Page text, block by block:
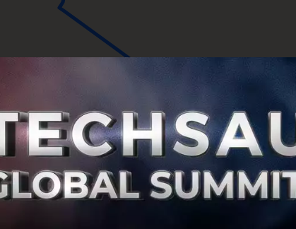
13.30 - 14.30 eCommerce start-up lesson
14.30 - 15.00 Coffee breaks 15.00 - 15.15
Workshop "How to scale your eCommerce website